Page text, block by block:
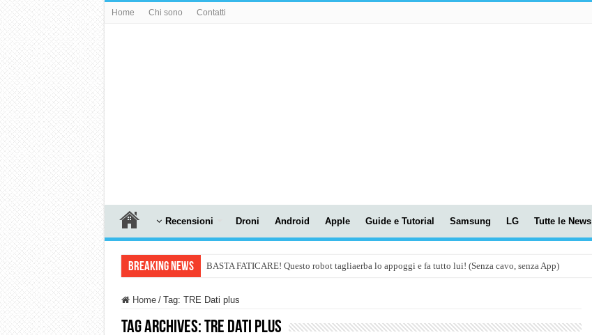
Home Chi sono Contatti
Recensioni Droni Android Apple Guide e Tutorial Samsung LG Tutte le News
Breaking News BASTA FATICARE! Questo robot tagliaerba lo appoggi e fa tutto lui! (Senza cavo, senza App)
Dashcam 70mai A810 Lite: Piccola, 4K e molto efficace. Ecco come va in strada
Home / Tag: TRE Dati plus
Tag Archives:TRE Dati plus